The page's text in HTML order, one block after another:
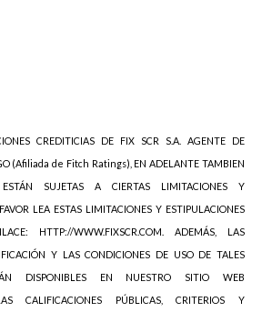
CREDITICIAS DE FIX SCR S.A. AGENTE DE
(Afiliada de Fitch Ratings), EN ADELANTE TAMBIEN
ESTÁN SUJETAS A CIERTAS LIMITACIONES Y
LEA ESTAS LIMITACIONES Y ESTIPULACIONES
HTTP://WWW.FIXSCR.COM. ADEMÁS, LAS
Y LAS CONDICIONES DE USO DE TALES
DISPONIBLES EN NUESTRO SITIO WEB
CALIFICACIONES PÚBLICAS, CRITERIOS Y